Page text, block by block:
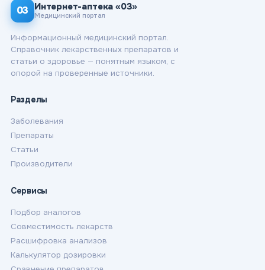
03 Интернет-аптека «03»
Медицинский портал
Информационный медицинский портал.
Справочник лекарственных препаратов и
статьи о здоровье — понятным языком, с
опорой на проверенные источники.
Разделы
Заболевания
Препараты
Статьи
Производители
Сервисы
Подбор аналогов
Совместимость лекарств
Расшифровка анализов
Калькулятор дозировки